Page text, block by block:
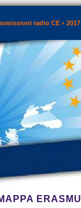
radio CE 2017